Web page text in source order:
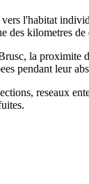
l'habitat
kilometres de
la
pendant leur
reseaux